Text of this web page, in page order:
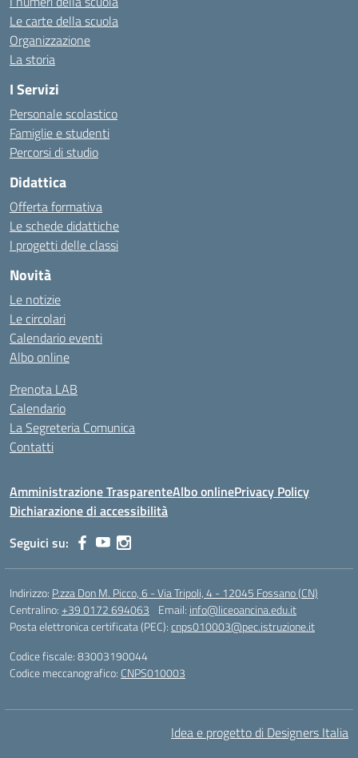
Le carte della scuola
Organizzazione
La storia
I Servizi
Personale scolastico
Famiglie e studenti
Percorsi di studio
Didattica
Offerta formativa
Le schede didattiche
I progetti delle classi
Novità
Le notizie
Le circolari
Calendario eventi
Albo online
Prenota LAB
Calendario
La Segreteria Comunica
Contatti
Amministrazione TrasparenteAlbo onlinePrivacy Policy
Dichiarazione di accessibilità
Seguici su:
Indirizzo: P.zza Don M. Picco, 6 - Via Tripoli, 4 - 12045 Fossano (CN)
Centralino:+39 0172 694063 Email: info@liceoancina.edu.it
Posta elettronica certificata (PEC):cnps010003@pec.istruzione.it
Codice fiscale: 83003190044
Codice meccanografico: CNPS010003
Idea e progetto di Designers Italia